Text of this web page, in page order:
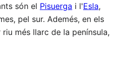
són el Pisuerga i l'Esla,
pel sur. Ademés, en els
més llarc de la península,